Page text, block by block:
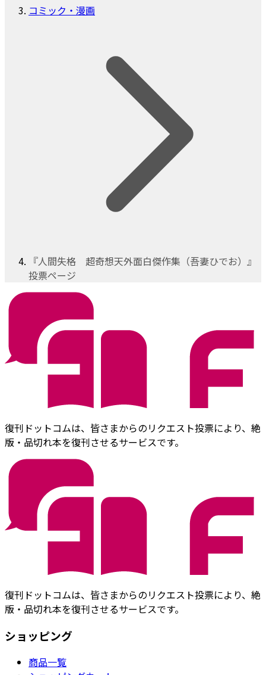
コミック・漫画
『人間失格 超奇想天外面白傑作集（吾妻ひでお）』
投票ページ
復刊ドットコムは、皆さまからのリクエスト投票により、絶
版・品切れ本を復刊させるサービスです。
復刊ドットコムは、皆さまからのリクエスト投票により、絶
版・品切れ本を復刊させるサービスです。
ショッピング
商品一覧